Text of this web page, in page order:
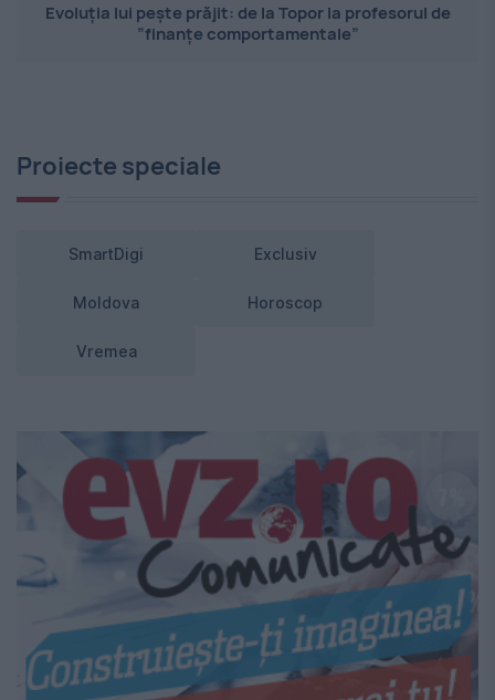
Evoluția lui pește prăjit: de la Topor la profesorul de
”finanțe comportamentale”
Proiecte speciale
SmartDigi Exclusiv
Moldova Horoscop
Vremea